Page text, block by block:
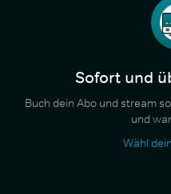
Sofort und
Buch dein Abo und stream
und
Wähl